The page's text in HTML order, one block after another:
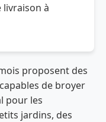
livraison à
proposent des
capables de broyer
pour les
jardins, des